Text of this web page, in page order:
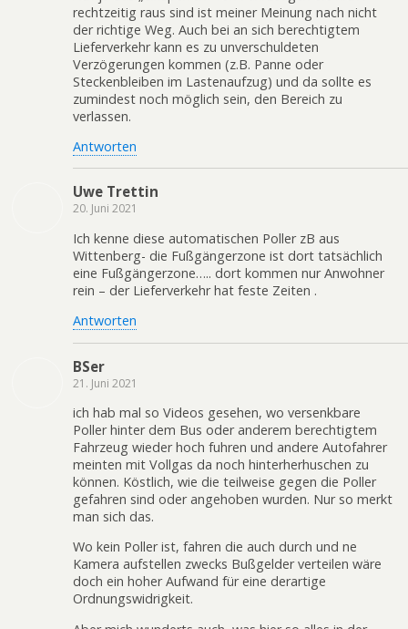
rechtzeitig raus sind ist meiner Meinung nach nicht
der richtige Weg. Auch bei an sich berechtigtem
Lieferverkehr kann es zu unverschuldeten
Verzögerungen kommen (z.B. Panne oder
Steckenbleiben im Lastenaufzug) und da sollte es
zumindest noch möglich sein, den Bereich zu
verlassen.
Antworten
Uwe Trettin
20. Juni 2021
Ich kenne diese automatischen Poller zB aus
Wittenberg- die Fußgängerzone ist dort tatsächlich
eine Fußgängerzone….. dort kommen nur Anwohner
rein – der Lieferverkehr hat feste Zeiten .
Antworten
BSer
21. Juni 2021
ich hab mal so Videos gesehen, wo versenkbare
Poller hinter dem Bus oder anderem berechtigtem
Fahrzeug wieder hoch fuhren und andere Autofahrer
meinten mit Vollgas da noch hinterherhuschen zu
können. Köstlich, wie die teilweise gegen die Poller
gefahren sind oder angehoben wurden. Nur so merkt
man sich das.
Wo kein Poller ist, fahren die auch durch und ne
Kamera aufstellen zwecks Bußgelder verteilen wäre
doch ein hoher Aufwand für eine derartige
Ordnungswidrigkeit.